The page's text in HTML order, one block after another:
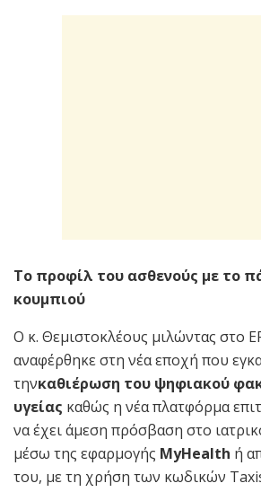
Το προφίλ του ασθενούς με το
κουμπιού
Ο κ. Θεμιστοκλέους μιλώντας στο
αναφέρθηκε στη νέα εποχή που
τηνκαθιέρωση του ψηφιακού
υγείας καθώς η νέα πλατφόρμα
να έχει άμεση πρόσβαση στο
μέσω της εφαρμογής MyHealth ή
του, με τη χρήση των κωδικών